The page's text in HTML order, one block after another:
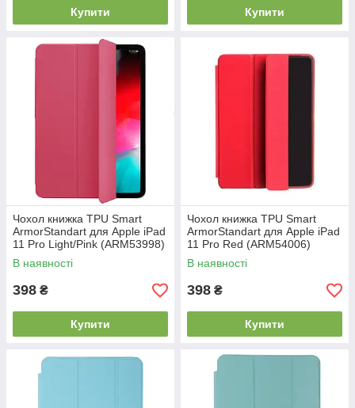
Купити Купити
Чохол книжка TPU Smart
ArmorStandart для Apple iPad
11 Pro Light/Pink (ARM53998)
В наявності
398 ₴
Купити
Чохол книжка TPU Smart
ArmorStandart для Apple iPad
11 Pro Red (ARM54006)
В наявності
398 ₴
Купити